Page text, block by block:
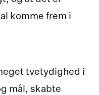
komme frem i
tvetydighed i
mål, skabte